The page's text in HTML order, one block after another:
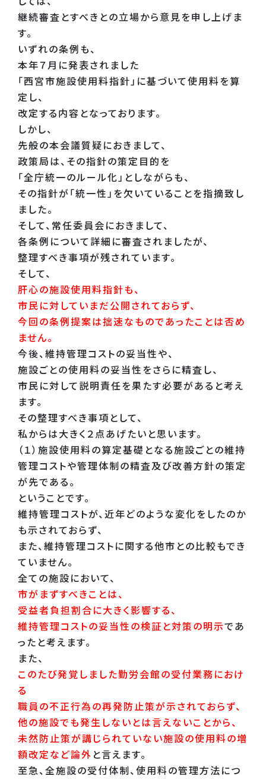
継続審査とすべきとの立場から意見を申し上げま
す。
いずれの条例も、
本年７月に発表されました
「西宮市施設使用料指針」に基づいて使用料を算
定し、
改定する内容となっております。
しかし、
先般の本会議質疑におきまして、
政策局は、その指針の策定目的を
「全庁統一のルール化」としながらも、
その指針が「統一性」を欠いていることを指摘致し
ました。
そして、常任委員会におきまして、
各条例について詳細に審査されましたが、
整理すべき事項が残されています。
そして、
肝心の施設使用料指針も、
市民に対していまだ公開されておらず、
今回の条例提案は拙速なものであったことは否め
ません。
今後、維持管理コストの妥当性や、
施設ごとの使用料の妥当性をさらに精査し、
市民に対して説明責任を果たす必要があると考え
ます。
その整理すべき事項として、
私からは大きく２点あげたいと思います。
（１）施設使用料の算定基礎となる施設ごとの維持
管理コストや管理体制の精査及び改善方針の策定
が先である。
ということです。
維持管理コストが、近年どのような変化をしたのか
も示されておらず、
また、維持管理コストに関する他市との比較もでき
ていません。
全ての施設において、
市がまずすべきことは、
受益者負担割合に大きく影響する、
維持管理コストの妥当性の検証と対策の明示であ
ったと考えます。
また、
このたび発覚しました勤労会館の受付業務におけ
る
職員の不正行為の再発防止策が示されておらず、
他の施設でも発生しないとは言えないことから、
未然防止策が講じられていない施設の使用料の増
額改定など論外 と言えます。
至急、全施設の受付体制、使用料の管理方法につ